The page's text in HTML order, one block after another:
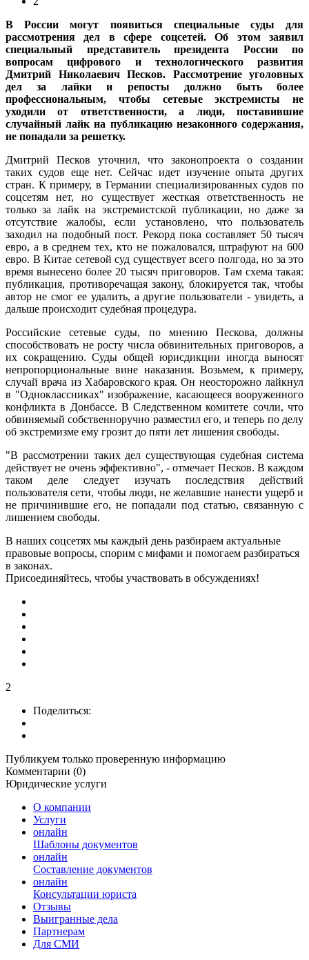
В России могут появиться специальные суды для
рассмотрения дел в сфере соцсетей. Об этом заявил
специальный представитель президента России по
вопросам цифрового и технологического развития
Дмитрий Николаевич Песков. Рассмотрение уголовных
дел за лайки и репосты должно быть более
профессиональным, чтобы сетевые экстремисты не
уходили от ответственности, а люди, поставившие
случайный лайк на публикацию незаконного содержания,
не попадали за решетку.
Дмитрий Песков уточнил, что законопроекта о создании
таких судов еще нет. Сейчас идет изучение опыта других
стран. К примеру, в Германии специализированных судов по
соцсетям нет, но существует жесткая ответственность не
только за лайк на экстремистской публикации, но даже за
отсутствие жалобы, если установлено, что пользователь
заходил на подобный пост. Рекорд пока составляет 50 тысяч
евро, а в среднем тех, кто не пожаловался, штрафуют на 600
евро. В Китае сетевой суд существует всего полгода, но за это
время вынесено более 20 тысяч приговоров. Там схема такая:
публикация, противоречащая закону, блокируется так, чтобы
автор не смог ее удалить, а другие пользователи - увидеть, а
дальше происходит судебная процедура.
Российские сетевые суды, по мнению Пескова, должны
способствовать не росту числа обвинительных приговоров, а
их сокращению. Суды общей юрисдикции иногда выносят
непропорциональные вине наказания. Возьмем, к примеру,
случай врача из Хабаровского края. Он неосторожно лайкнул
в "Одноклассниках" изображение, касающееся вооруженного
конфликта в Донбассе. В Следственном комитете сочли, что
обвиняемый собственноручно разместил его, и теперь по делу
об экстремизме ему грозит до пяти лет лишения свободы.
"В рассмотрении таких дел существующая судебная система
действует не очень эффективно", - отмечает Песков. В каждом
таком деле следует изучать последствия действий
пользователя сети, чтобы люди, не желавшие нанести ущерб и
не причинившие его, не попадали под статью, связанную с
лишением свободы.
В наших соцсетях мы каждый день разбираем актуальные
правовые вопросы, спорим с мифами и помогаем разбираться
в законах.
Присоединяйтесь, чтобы участвовать в обсуждениях!
2
Поделиться:
Публикуем только проверенную информацию
Комментарии (0)
Юридические услуги
О компании
Услуги
онлайн
Шаблоны документов
онлайн
Составление документов
онлайн
Консультации юриста
Отзывы
Выигранные дела
Партнерам
Для СМИ